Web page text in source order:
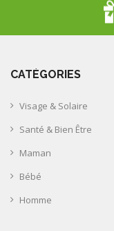
CATÉGORIES
Visage & Solaire
Santé & Bien Être
Maman
Bébé
Homme